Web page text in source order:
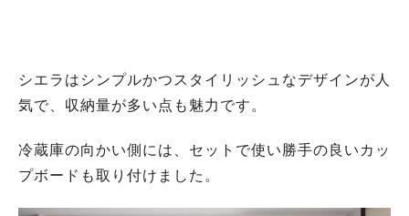
シエラはシンプルかつスタイリッシュなデザインが人
気で、収納量が多い点も魅力です。
冷蔵庫の向かい側には、セットで使い勝手の良いカッ
プボードも取り付けました。